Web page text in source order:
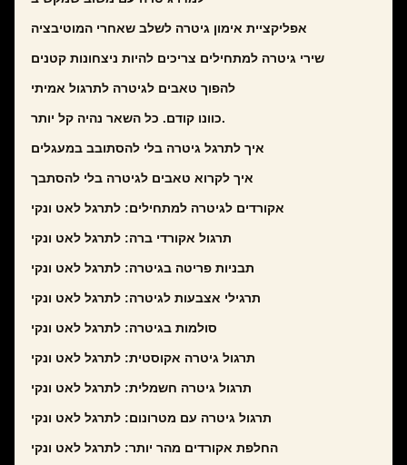
אפליקציית אימון גיטרה לשלב שאחרי המוטיבציה
שירי גיטרה למתחילים צריכים להיות ניצחונות קטנים
להפוך טאבים לגיטרה לתרגול אמיתי
כוונו קודם. כל השאר נהיה קל יותר.
איך לתרגל גיטרה בלי להסתובב במעגלים
איך לקרוא טאבים לגיטרה בלי להסתבך
אקורדים לגיטרה למתחילים: לתרגל לאט ונקי
תרגול אקורדי ברה: לתרגל לאט ונקי
תבניות פריטה בגיטרה: לתרגל לאט ונקי
תרגילי אצבעות לגיטרה: לתרגל לאט ונקי
סולמות בגיטרה: לתרגל לאט ונקי
תרגול גיטרה אקוסטית: לתרגל לאט ונקי
תרגול גיטרה חשמלית: לתרגל לאט ונקי
תרגול גיטרה עם מטרונום: לתרגל לאט ונקי
החלפת אקורדים מהר יותר: לתרגל לאט ונקי